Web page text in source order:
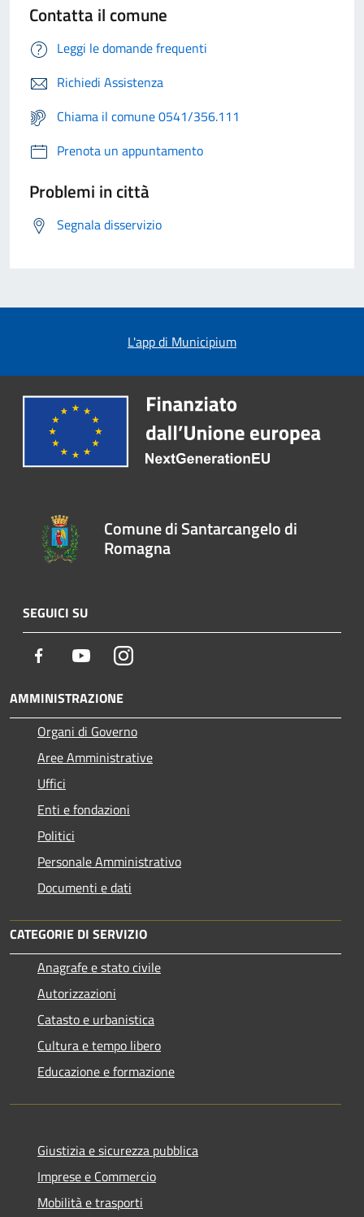
Contatta il comune
Leggi le domande frequenti
Richiedi Assistenza
Chiama il comune 0541/356.111
Prenota un appuntamento
Problemi in città
Segnala disservizio
L'app di Municipium
Comune di Santarcangelo di
Romagna
SEGUICI SU
Facebook YoutubeInstagram
AMMINISTRAZIONE
Organi di Governo
Aree Amministrative
Uffici
Enti e fondazioni
Politici
Personale Amministrativo
Documenti e dati
CATEGORIE DI SERVIZIO
Anagrafe e stato civile
Autorizzazioni
Catasto e urbanistica
Cultura e tempo libero
Educazione e formazione
Giustizia e sicurezza pubblica
Imprese e Commercio
Mobilità e trasporti